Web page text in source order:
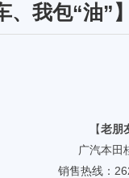
、我包“油
【老朋
广汽本田
销售热线：